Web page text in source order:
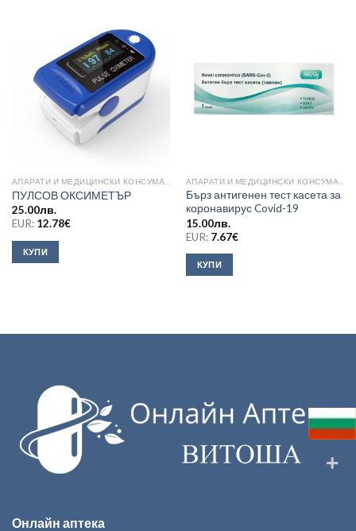
АПАРАТИ И МЕДИЦИНСКИ КОНСУМАТИВИ
ПУЛСОВ ОКСИМЕТЪР
25.00лв.
EUR: 12.78€
КУПИ
АПАРАТИ И МЕДИЦИНСКИ КОНСУМАТИВИ
Бърз антигенен тест касета за
коронавирус Covid-19
15.00лв.
EUR: 7.67€
КУПИ
Онлайн аптека